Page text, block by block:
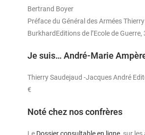
Bertrand Boyer
Préface du Général des Armées Thierry
BurkhardEditions de l’Ecole de Guerre,
Je suis… André-Marie
Thierry Saudejaud -Jacques André
€
Noté chez nos confrères